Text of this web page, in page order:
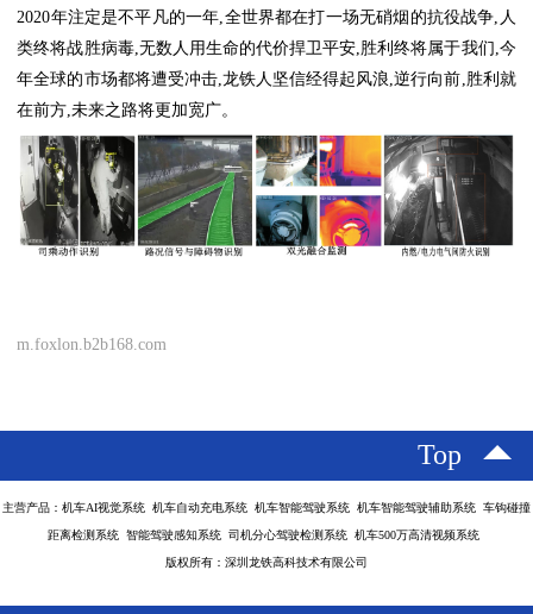
2020年注定是不平凡的一年,全世界都在打一场无硝烟的抗役战争,人
类终将战胜病毒,无数人用生命的代价捍卫平安,胜利终将属于我们,今
年全球的市场都将遭受冲击,龙铁人坚信经得起风浪,逆行向前,胜利就
在前方,未来之路将更加宽广。
m.foxlon.b2b168.com
Top
主营产品：机车AI视觉系统 机车自动充电系统 机车智能驾驶系统 机车智能驾驶辅助系统 车钩碰撞
距离检测系统 智能驾驶感知系统 司机分心驾驶检测系统 机车500万高清视频系统
版权所有：深圳龙铁高科技术有限公司